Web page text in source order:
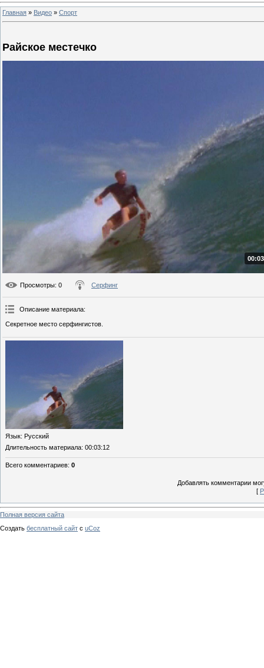
Главная » Видео » Спорт
Райское местечко
Просмотры: 0 Серфинг
Описание материала:
Секретное место серфингистов.
Язык: Русский
Длительность материала: 00:03:12
Всего комментариев: 0
Добавлять комментарии
[
Полная версия сайта
Создать бесплатный сайт с uCoz